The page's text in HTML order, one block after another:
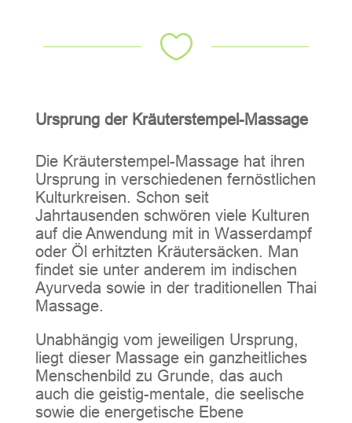

Ursprung der Kräuterstempel-Massage
Die Kräuterstempel-Massage hat ihren
Ursprung in verschiedenen fernöstlichen
Kulturkreisen. Schon seit
Jahrtausenden schwören viele Kulturen
auf die Anwendung mit in Wasserdampf
oder Öl erhitzten Kräutersäcken. Man
findet sie unter anderem im indischen
Ayurveda sowie in der traditionellen Thai
Massage.
Unabhängig vom jeweiligen Ursprung,
liegt dieser Massage ein ganzheitliches
Menschenbild zu Grunde, das auch
auch die geistig-mentale, die seelische
sowie die energetische Ebene